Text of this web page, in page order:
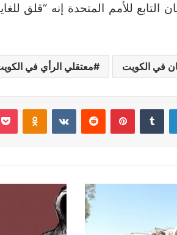
للأمم المتحدة إنه “قلق
في الكويت معتقلي الرأي في
لينكدإن بينتيريست